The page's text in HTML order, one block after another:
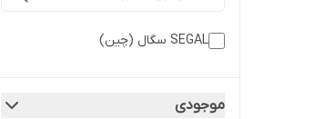
SEGAL سگال (چین)
موجودی